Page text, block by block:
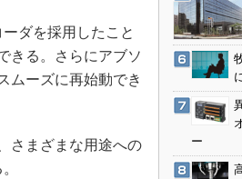
タ
発
ダを採用したこと
きる。さらにアブソ
ムーズに再始動でき
さまざまな用途への
ー